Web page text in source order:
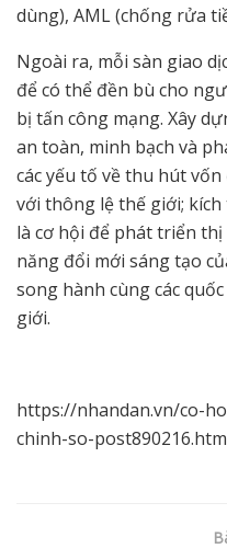
dùng), AML (chống rửa
Ngoài ra, mỗi sàn giao
để có thể đền bù cho
bị tấn công mạng. Xây
an toàn, minh bạch và
các yếu tố về thu hút
với thông lệ thế giới;
là cơ hội để phát triển
năng đổi mới sáng tạo
song hành cùng các
giới.
https://nhandan.vn/co-
chinh-so-